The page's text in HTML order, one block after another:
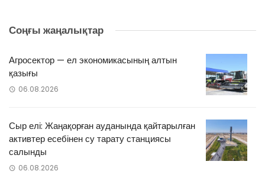
Соңғы жаңалықтар
Агросектор — ел экономикасының алтын
қазығы
06.08.2026
Сыр елі: Жаңақорған ауданында қайтарылған
активтер есебінен су тарату станциясы
салынды
06.08.2026